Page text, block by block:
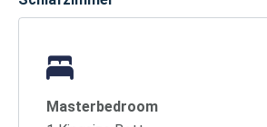
Masterbedroom